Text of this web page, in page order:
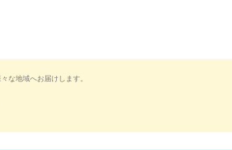
な地域へお届けします。